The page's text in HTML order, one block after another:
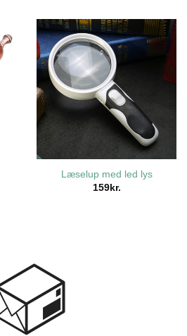
Læselup med led lys
159kr.